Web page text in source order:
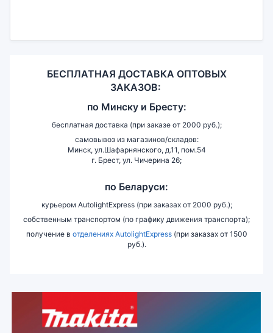
БЕСПЛАТНАЯ ДОСТАВКА ОПТОВЫХ
ЗАКАЗОВ:
по Минску и Бресту:
бесплатная доставка (при заказе от 2000 руб.);
самовывоз из магазинов/складов:
Минск, ул.Шафарнянского, д.11, пом.54
г. Брест, ул. Чичерина 26;
по Беларуси:
курьером AutolightExpress (при заказах от 2000 руб.);
собственным транспортом (по графику движения транспорта);
получение в отделениях AutolightExpress(при заказах от 1500
руб.).